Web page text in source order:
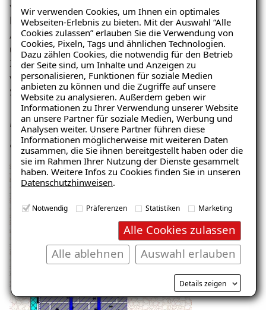
Wir verwenden Cookies, um Ihnen ein optimales
Webseiten-Erlebnis zu bieten. Mit der Auswahl “Alle
Cookies zulassen” erlauben Sie die Verwendung von
Cookies, Pixeln, Tags und ähnlichen Technologien.
Dazu zählen Cookies, die notwendig für den Betrieb
der Seite sind, um Inhalte und Anzeigen zu
personalisieren, Funktionen für soziale Medien
anbieten zu können und die Zugriffe auf unsere
Website zu analysieren. Außerdem geben wir
Informationen zu Ihrer Verwendung unserer Website
an unsere Partner für soziale Medien, Werbung und
Analysen weiter. Unsere Partner führen diese
Informationen möglicherweise mit weiteren Daten
zusammen, die Sie ihnen bereitgestellt haben oder die
sie im Rahmen Ihrer Nutzung der Dienste gesammelt
haben. Weitere Infos zu Cookies finden Sie in unseren
Datenschutzhinweisen.
Notwendig Präferenzen Statistiken Marketing
Alle Cookies zulassen
Auswahl erlauben
Alle ablehnen
Details zeigen
von Salpeter Luftfeuchtigkeit aufzunehmen,
bezeichnet man hygroskopische Feuchte. Bei der
Auskristallisation vergrößert Salpeter sein Volumen
und lässt somit denPutz abplatzen . Der kristalline
Zustand des Salpeters schlägt sich optisch wie ein
weißer Flaum dar und wird deshalb oft mit
Schimmelpilzen verwechselt.
Mögliche Ursache: Kapillar
aufsteigende Feuchtigkeit
Ratgeber „Sofort-Tipps bei
Salpeter“
– jetzt kostenlos
herunterladen!
E-Mail eingeben
Kostenlosen Ratgeber anfordern